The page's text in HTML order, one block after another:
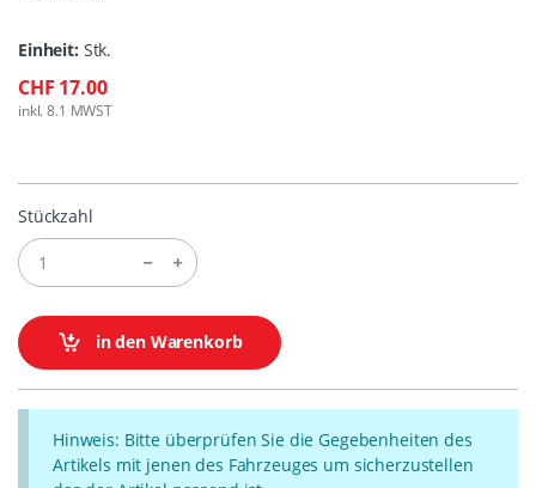
Einheit: Stk.
CHF 17.00
inkl. 8.1 MWST
Stückzahl
in den Warenkorb
Hinweis: Bitte überprüfen Sie die Gegebenheiten des
Artikels mit jenen des Fahrzeuges um sicherzustellen